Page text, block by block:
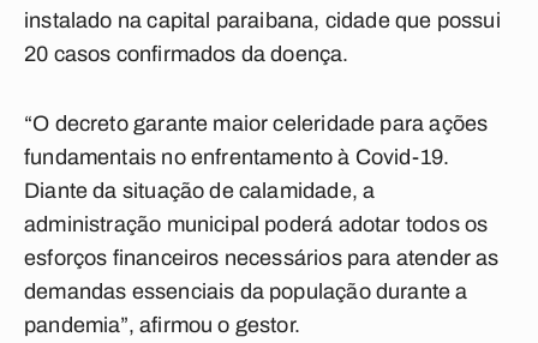
instalado na capital paraibana, cidade que possui
20 casos confirmados da doença.
“O decreto garante maior celeridade para ações
fundamentais no enfrentamento à Covid-19.
Diante da situação de calamidade, a
administração municipal poderá adotar todos os
esforços financeiros necessários para atender as
demandas essenciais da população durante a
pandemia”, afirmou o gestor.